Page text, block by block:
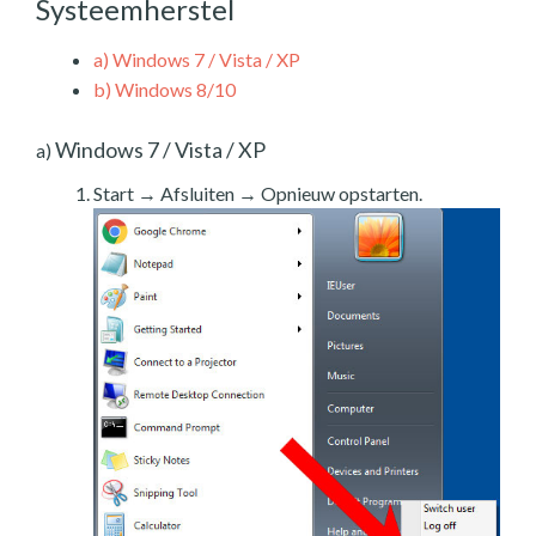
Systeemherstel
a) Windows 7 / Vista / XP
b) Windows 8/10
a) Windows 7 / Vista / XP
Start → Afsluiten → Opnieuw opstarten.